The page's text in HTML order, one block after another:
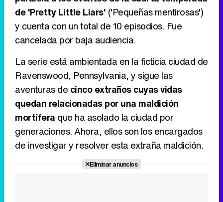
Tráiler de la tercera temporada de 'The Walking Dead: Dead City' de AMC+
de 'Pretty Little Liars' ('Pequeñas mentirosas')
y cuenta con un total de 10 episodios. Fue
cancelada por baja audiencia.
La serie está ambientada en la ficticia ciudad de
Ravenswood, Pennsylvania, y sigue las
aventuras de cinco extraños cuyas vidas
quedan relacionadas por una maldición
mortífera que ha asolado la ciudad por
generaciones. Ahora, ellos son los encargados
de investigar y resolver esta extraña maldición.
Eliminar anuncios